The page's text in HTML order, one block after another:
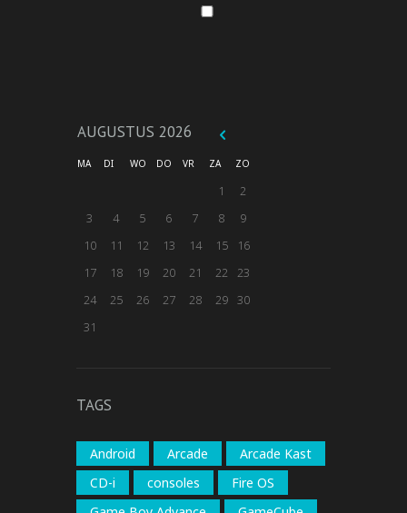
AUGUSTUS 2026
MA DI WO DO VR ZA ZO
1
2
3
4 5 6 7 8
9
10
11 12 13 14 15
16
17
18 19 20 21 22
23
24
25 26 27 28 29 30
31
TAGS
Android Arcade
Arcade Kast
CD-i
consoles
Fire OS